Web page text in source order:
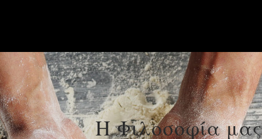
Η Φιλοσοφία μας